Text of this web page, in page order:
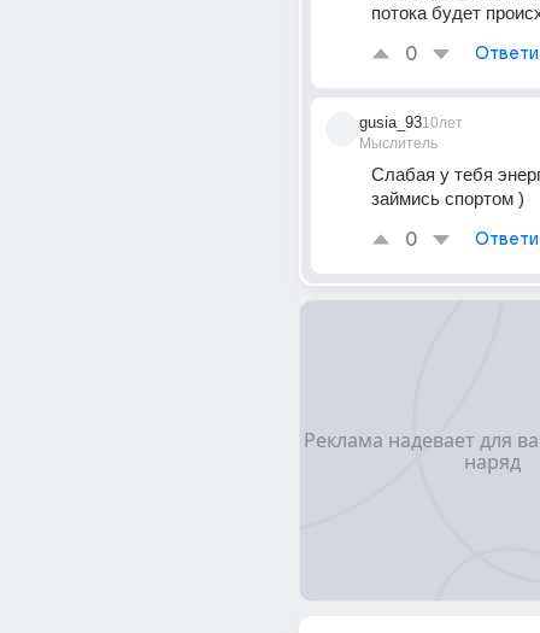
потока будет
0
gusia_93
Мыслитель
10лет
Слабая у тебя
займись спортом )
0